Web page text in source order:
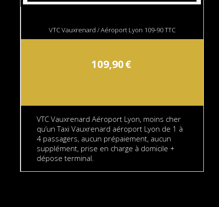
VTC Vauxrenard / Aéroport Lyon 109-90 TTC
109,90€
VTC Vauxrenard Aéroport Lyon, moins cher
qu’un Taxi Vauxrenard aéroport Lyon de 1 à
4 passagers, aucun prépaiement, aucun
supplément, prise en charge à domicile +
dépose terminal.